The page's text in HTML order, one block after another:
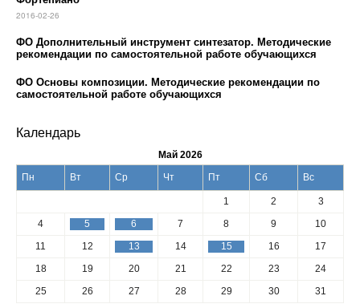
2016-02-26
ФО Дополнительный инструмент синтезатор. Методические
рекомендации по самостоятельной работе обучающихся
ФО Основы композиции. Методические рекомендации по
самостоятельной работе обучающихся
Календарь
Май 2026
Пн
Вт Ср Чт Пт Сб Вс
1 2
3
4
5 6 7 8 9
10
11
12 13 14 15 16
17
18
19 20 21 22 23
24
25
26 27 28 29 30 31